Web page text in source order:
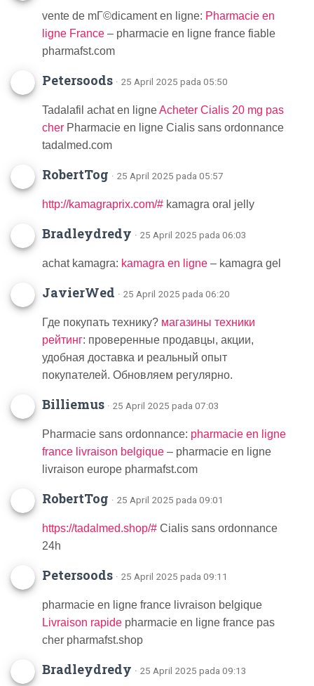
vente de mГ©dicament en ligne: Pharmacie en
ligne France – pharmacie en ligne france fiable
pharmafst.com
Petersoods · 25 April 2025 pada 05:50
Tadalafil achat en ligneAcheter Cialis 20 mg pas
cher Pharmacie en ligne Cialis sans ordonnance
tadalmed.com
RobertTog · 25 April 2025 pada 05:57
http://kamagraprix.com/# kamagra oral jelly
Bradleydredy · 25 April 2025 pada 06:03
achat kamagra: kamagra en ligne – kamagra gel
JavierWed · 25 April 2025 pada 06:20
Где покупать технику? магазины техники
рейтинг: проверенные продавцы, акции,
удобная доставка и реальный опыт
покупателей. Обновляем регулярно.
Billiemus · 25 April 2025 pada 07:03
Pharmacie sans ordonnance: pharmacie en ligne
france livraison belgique – pharmacie en ligne
livraison europe pharmafst.com
RobertTog · 25 April 2025 pada 09:01
https://tadalmed.shop/# Cialis sans ordonnance
24h
Petersoods · 25 April 2025 pada 09:11
pharmacie en ligne france livraison belgique
Livraison rapide pharmacie en ligne france pas
cher pharmafst.shop
Bradleydredy · 25 April 2025 pada 09:13